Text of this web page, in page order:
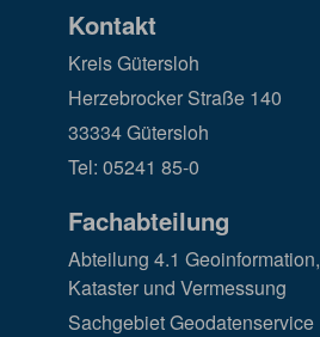
Kontakt
Kreis Gütersloh
Herzebrocker Straße 140
33334 Gütersloh
Tel: 05241 85-0
Fachabteilung
Abteilung 4.1 Geoinformation,
Kataster und Vermessung
Sachgebiet Geodatenservice